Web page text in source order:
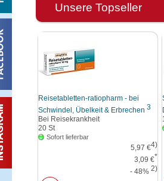
Unsere Topseller
Reisetabletten-ratiopharm - bei
Schwindel, Übelkeit & Erbrechen 3
Bei Reisekrankheit
20 St
Sofort lieferbar
5,97 €4)
3,09 €*
- 48%2)